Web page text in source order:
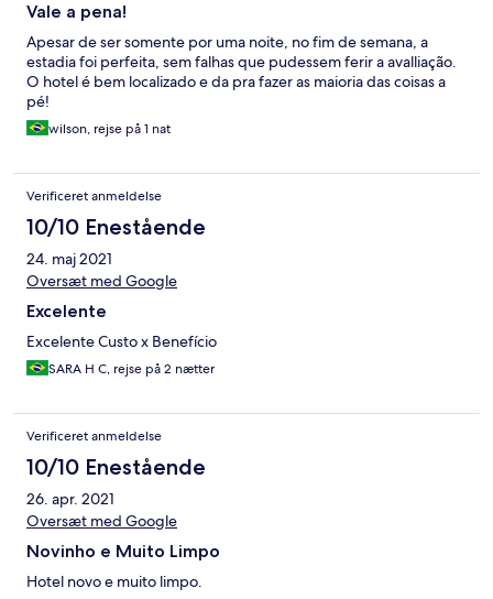
Vale a pena!
Apesar de ser somente por uma noite, no fim de semana, a
estadia foi perfeita, sem falhas que pudessem ferir a avalliação.
O hotel é bem localizado e da pra fazer as maioria das coisas a
pé!
wilson, rejse på 1 nat
Verificeret anmeldelse
10/10 Enestående
24. maj 2021
Oversæt med Google
Excelente
Excelente Custo x Benefício
SARA H C, rejse på 2 nætter
Verificeret anmeldelse
10/10 Enestående
26. apr. 2021
Oversæt med Google
Novinho e Muito Limpo
Hotel novo e muito limpo.